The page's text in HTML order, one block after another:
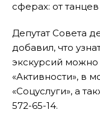
сферах: от
Депутат Совета
добавил, что
экскурсий можно
«Активности», в
«Соцуслуги», а
572-65-14.